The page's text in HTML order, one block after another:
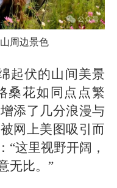
周边景色
起伏的山间美景
桑花如同点点繁
添了几分浪漫与
网上美图吸引而
“这里视野开阔，
无比。”